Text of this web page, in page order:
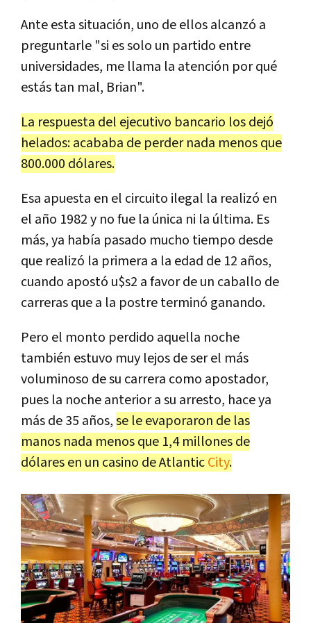
Ante esta situación, uno de ellos alcanzó a
preguntarle "si es solo un partido entre
universidades, me llama la atención por qué
estás tan mal, Brian".
La respuesta del ejecutivo bancario los dejó
helados: acababa de perder nada menos que
800.000 dólares.
Esa apuesta en el circuito ilegal la realizó en
el año 1982 y no fue la única ni la última. Es
más, ya había pasado mucho tiempo desde
que realizó la primera a la edad de 12 años,
cuando apostó u$s2 a favor de un caballo de
carreras que a la postre terminó ganando.
Pero el monto perdido aquella noche
también estuvo muy lejos de ser el más
voluminoso de su carrera como apostador,
pues la noche anterior a su arresto, hace ya
más de 35 años,se le evaporaron de las
manos nada menos que 1,4 millones de
dólares en un casino de AtlanticCity.